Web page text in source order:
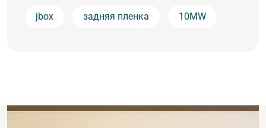
jbox задняя пленка 10MW